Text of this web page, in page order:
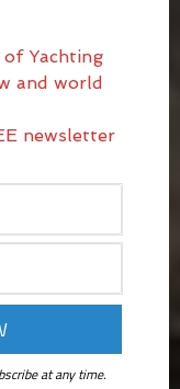
Yachting
and world
newsletter
at any time.